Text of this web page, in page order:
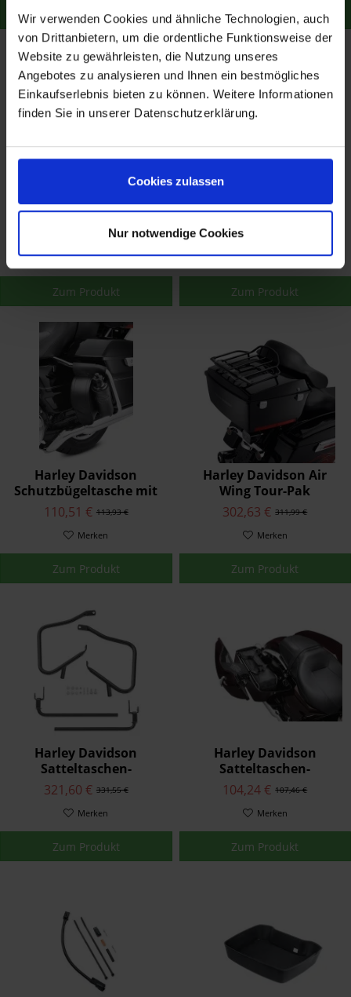
Wir verwenden Cookies und ähnliche Technologien, auch
von Drittanbietern, um die ordentliche Funktionsweise der
Website zu gewährleisten, die Nutzung unseres
Angebotes zu analysieren und Ihnen ein bestmögliches
Einkaufserlebnis bieten zu können. Weitere Informationen
finden Sie in unserer Datenschutzerklärung.
Cookies zulassen
Nur notwendige Cookies
Zum Produkt Zum Produkt
Harley Davidson LOW
PROFILE SOZIUSSITZ -
BLACK DIAMOND
379,48 €
Merken
Zum Produkt
- 20,15 €
Harley Davidson H-D®
Detachables™ SISSY BAR
BÜGEL 54248-09A
257,00 €
Merken
Zum Produkt
Harley Davidson
Schutzbügeltasche mit
Wasserflaschenhalter
Bar & Shield Linke Seite
113,93 €
110,51 €
Merken
Zum Produkt
Harley Davidson Air
Wing Tour-Pak
Gepäckträger 53000063
311,99 €
302,63 €
Merken
Zum Produkt
Harley Davidson
Satteltaschen-
Schutzbügel und Träger-
Kit hinten 90200788
331,55 €
321,60 €
Merken
Zum Produkt
Harley Davidson
Satteltaschen-
Kühltasche 90200991
107,46 €
104,24 €
Merken
Zum Produkt